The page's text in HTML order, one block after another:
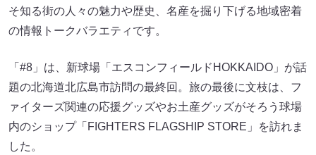
そ知る街の人々の魅力や歴史、名産を掘り下げる地域密着
の情報トークバラエティです。
「#8」は、新球場「エスコンフィールドHOKKAIDO」が話
題の北海道北広島市訪問の最終回。旅の最後に文枝は、フ
ァイターズ関連の応援グッズやお土産グッズがそろう球場
内のショップ「FIGHTERS FLAGSHIP STORE」を訪れま
した。